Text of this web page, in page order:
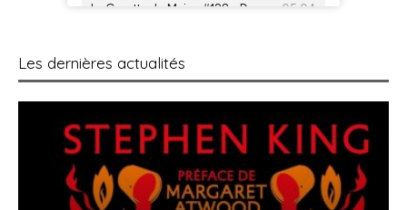
Les dernières actualités